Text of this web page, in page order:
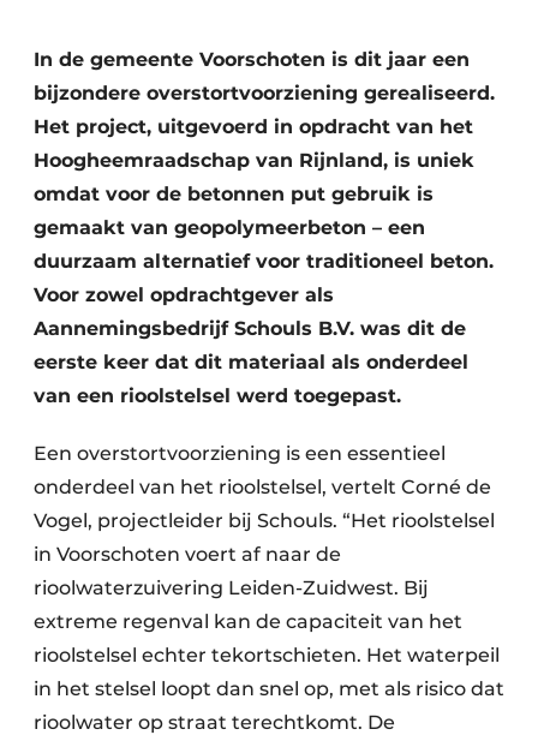
Duurzaamheid & Innovatie
Fundering
Kopen/Huren/Leasen
Sloop & Recycling
Bouwtransport
Machines & Materieel
In de gemeente Voorschoten is dit jaar een
bijzondere overstortvoorziening gerealiseerd.
Het project, uitgevoerd in opdracht van het
Hoogheemraadschap van Rijnland, is uniek
omdat voor de betonnen put gebruik is
gemaakt van geopolymeerbeton – een
duurzaam alternatief voor traditioneel beton.
Voor zowel opdrachtgever als
Aannemingsbedrijf Schouls B.V. was dit de
eerste keer dat dit materiaal als onderdeel
van een rioolstelsel werd toegepast.
Een overstortvoorziening is een essentieel
onderdeel van het rioolstelsel, vertelt Corné de
Vogel, projectleider bij Schouls. “Het rioolstelsel
in Voorschoten voert af naar de
rioolwaterzuivering Leiden-Zuidwest. Bij
extreme regenval kan de capaciteit van het
rioolstelsel echter tekortschieten. Het waterpeil
in het stelsel loopt dan snel op, met als risico dat
rioolwater op straat terechtkomt. De